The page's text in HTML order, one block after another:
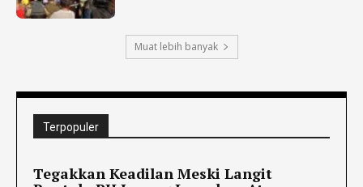
Muat lebih banyak
Terpopuler
Tegakkan Keadilan Meski Langit